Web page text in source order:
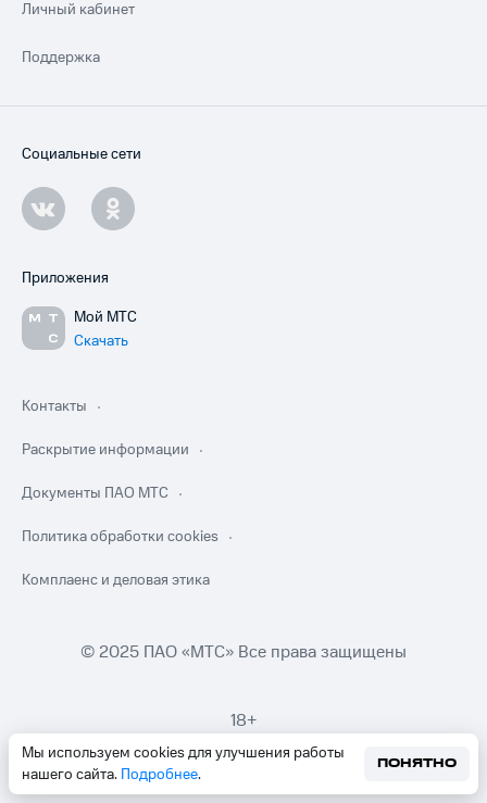
Мы используем cookies для улучшения работы
нашего сайта. Подробнее.
ПОНЯТНО
Личный кабинет
Поддержка
Социальные сети
Приложения
Мой МТС
Скачать
Контакты
Раскрытие информации
Документы ПАО МТС
Политика обработки cookies
Комплаенс и деловая этика
© 2025 ПАО «МТС» Все права защищены
18+